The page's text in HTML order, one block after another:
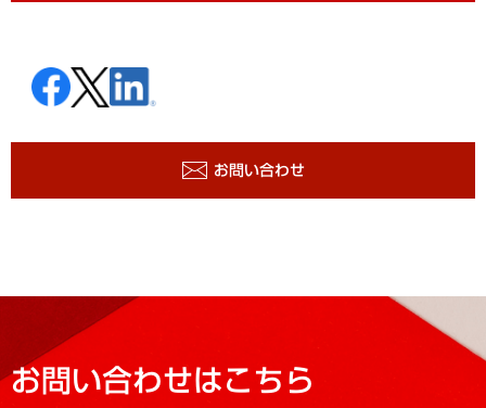
お問い合わせ
お問い合わせはこちら